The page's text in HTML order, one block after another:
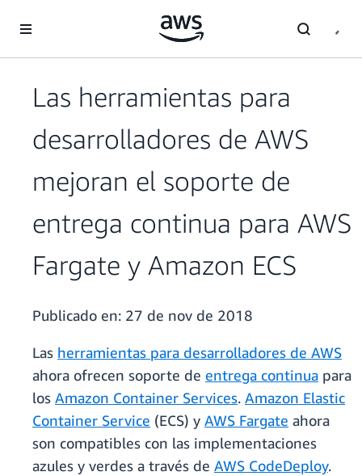
Las herramientas para
desarrolladores de AWS
mejoran el soporte de
entrega continua para AWS
Fargate y Amazon ECS
Publicado en: 27 de nov de 2018
Las herramientas para desarrolladores de AWS
ahora ofrecen soporte de entrega continua para
los Amazon Container Services. Amazon Elastic
Container Service (ECS) y AWS Fargate ahora
son compatibles con las implementaciones
azules y verdes a través de AWS CodeDeploy.